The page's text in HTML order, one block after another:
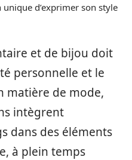
d’exprimer son style
et de bijou doit
personnelle et le
matière de mode,
intègrent
dans des éléments
à plein temps